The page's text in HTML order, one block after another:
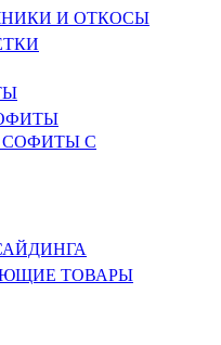
И ОТКОСЫ
СОФИТЫ С
ТОВАРЫ